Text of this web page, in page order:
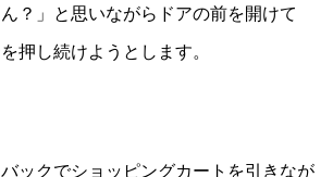
？」と思いながらドアの前を開けて
押し続けようとします。
ックでショッピングカートを引きなが